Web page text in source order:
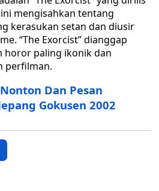
mengisahkan tentang
kerasukan setan dan diusir
“The Exorcist” dianggap
horor paling ikonik dan
perfilman.
Dan Pesan
Gokusen 2002